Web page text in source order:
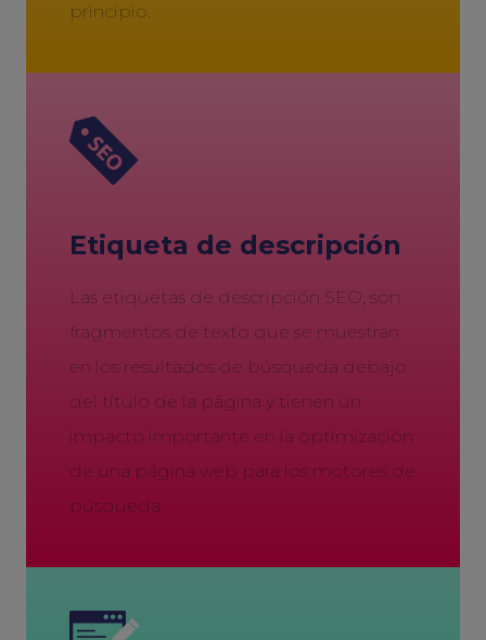
principio.
Etiqueta de descripción
Las etiquetas de descripción SEO, son
fragmentos de texto que se muestran
en los resultados de búsqueda debajo
del título de la página y tienen un
impacto importante en la optimización
de una página web para los motores de
búsqueda.